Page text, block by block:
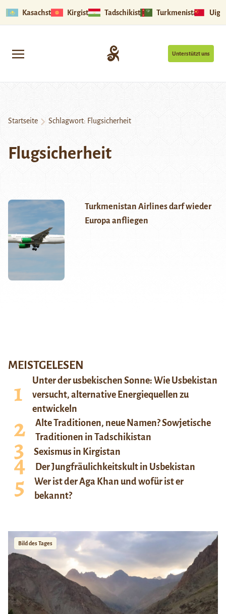
Kasachstan Kirgistan Tadschikistan Turkmenistan
Unterstützt uns
Startseite Schlagwort: Flugsicherheit
Flugsicherheit
Turkmenistan Airlines darf wieder
Europa anfliegen
MEISTGELESEN
Unter der usbekischen Sonne: Wie Usbekistan
versucht, alternative Energiequellen zu
entwickeln
Alte Traditionen, neue Namen? Sowjetische
Traditionen in Tadschikistan
Sexismus in Kirgistan
Der Jungfräulichkeitskult in Usbekistan
Wer ist der Aga Khan und wofür ist er
bekannt?
Bild des Tages